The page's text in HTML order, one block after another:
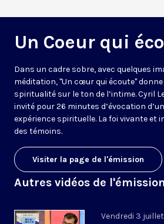
Un Coeur qui
Dans un cadre sobre, avec quelques
méditation, "Un cœur qui écoute"
spiritualité sur le ton de l’intime. Cyril
invité pour 26 minutes d’évocation
expérience spirituelle. La foi vivante et
des témoins.
Visiter la page de l'émission
Autres vidéos de l'émission
Vendredi 3